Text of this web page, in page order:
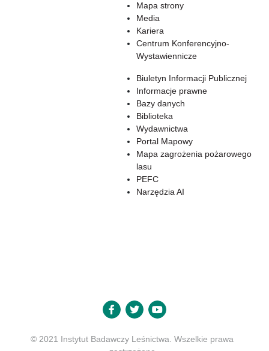
Mapa strony
Media
Kariera
Centrum Konferencyjno-
Wystawiennicze
Biuletyn Informacji Publicznej
Informacje prawne
Bazy danych
Biblioteka
Wydawnictwa
Portal Mapowy
Mapa zagrożenia pożarowego
lasu
PEFC
Narzędzia AI
© 2021 Instytut Badawczy Leśnictwa. Wszelkie prawa